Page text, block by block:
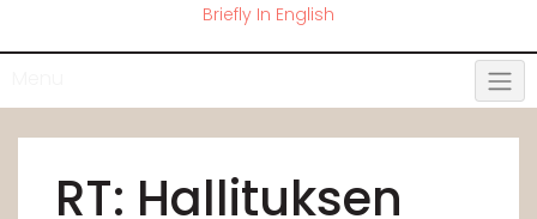
Briefly In English
RT: Hallituksen